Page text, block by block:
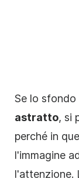
Se lo sfondo
astratto, si
perché in
l'immagine
l'attenzione.